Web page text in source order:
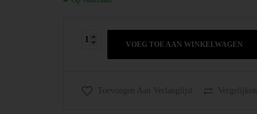
VOEG TOE AAN WINKELWAGEN
Toevoegen Aan Verlanglijst Vergelijken